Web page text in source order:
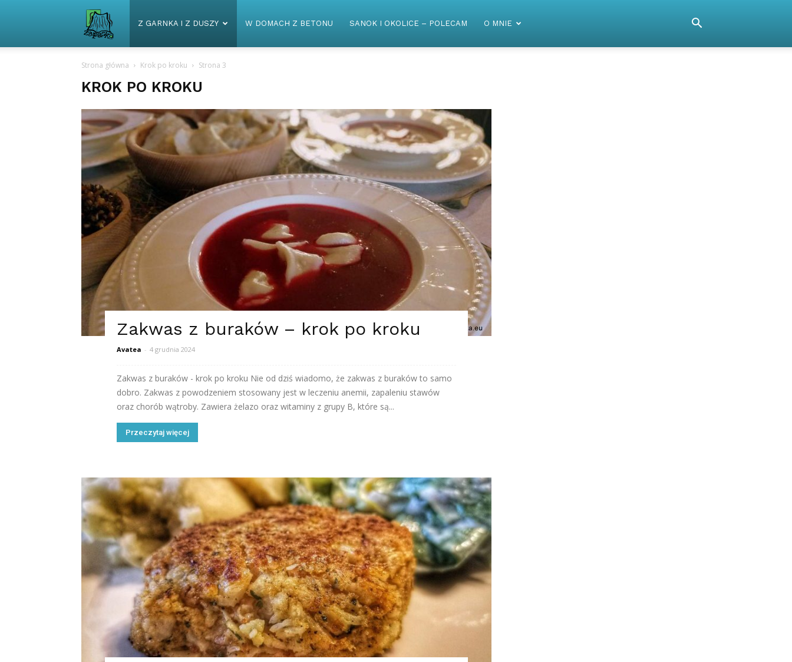
Zapaska
Z GARNKA I Z DUSZY W DOMACH Z BETONU SANOK I OKOLICE – POLECAM O MNIE
Strona główna Krok po kroku Strona 3
KROK PO KROKU
Zakwas z buraków – krok po kroku
Avatea - 4 grudnia 2024
Zakwas z buraków - krok po kroku Nie od dziś wiadomo, że zakwas z buraków to samo
dobro. Zakwas z powodzeniem stosowany jest w leczeniu anemii, zapaleniu stawów
oraz chorób wątroby. Zawiera żelazo oraz witaminy z grupy B, które są...
Przeczytaj więcej